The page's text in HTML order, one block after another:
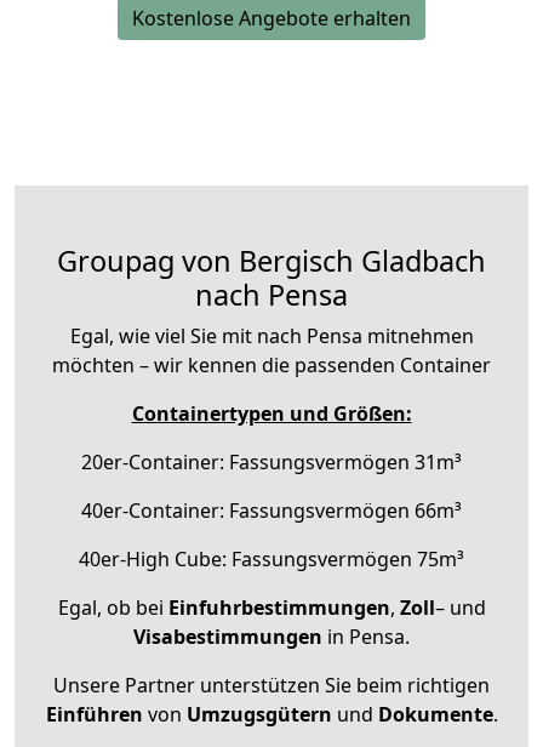
Kostenlose Angebote erhalten
Groupag von Bergisch Gladbach
nach Pensa
Egal, wie viel Sie mit nach Pensa mitnehmen
möchten – wir kennen die passenden Container
Containertypen und Größen:
20er-Container: Fassungsvermögen 31m³
40er-Container: Fassungsvermögen 66m³
40er-High Cube: Fassungsvermögen 75m³
Egal, ob bei Einfuhrbestimmungen, Zoll– und
Visabestimmungen in Pensa.
Unsere Partner unterstützen Sie beim richtigen
Einführen von Umzugsgütern und Dokumente.